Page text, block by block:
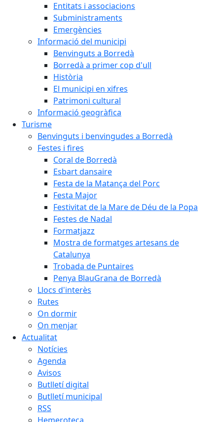
Entitats i associacions
Subministraments
Emergències
Informació del municipi
Benvinguts a Borredà
Borredà a primer cop d'ull
Història
El municipi en xifres
Patrimoni cultural
Informació geogràfica
Turisme
Benvinguts i benvingudes a Borredà
Festes i fires
Coral de Borredà
Esbart dansaire
Festa de la Matança del Porc
Festa Major
Festivitat de la Mare de Déu de la Popa
Festes de Nadal
Formatjazz
Mostra de formatges artesans de
Catalunya
Trobada de Puntaires
Penya BlauGrana de Borredà
Llocs d'interès
Rutes
On dormir
On menjar
Actualitat
Notícies
Agenda
Avisos
Butlletí digital
Butlletí municipal
RSS